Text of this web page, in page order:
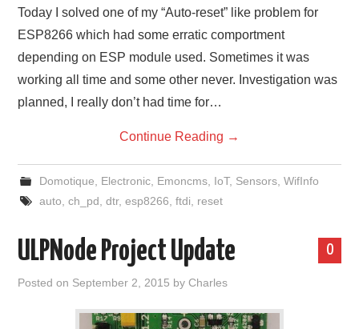
Today I solved one of my “Auto-reset” like problem for
ESP8266 which had some erratic comportment
depending on ESP module used. Sometimes it was
working all time and some other never. Investigation was
planned, I really don’t had time for…
Continue Reading →
Domotique Electronic, Emoncms, IoT, Sensors, WifInfo
auto ch_pd dtr, esp8266 ftdi reset
0
ULPNode Project Update
Posted on September 2, 2015 byCharles